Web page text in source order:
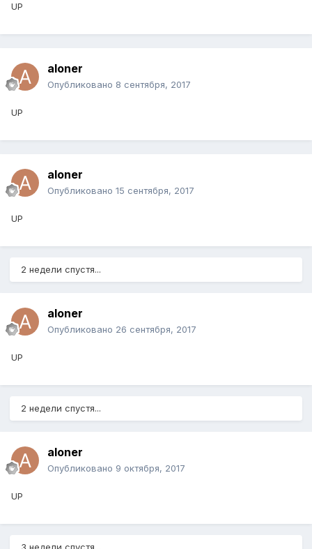
UP
aloner
Опубликовано 8 сентября, 2017
UP
aloner
Опубликовано 15 сентября, 2017
UP
2 недели спустя...
aloner
Опубликовано 26 сентября, 2017
UP
2 недели спустя...
aloner
Опубликовано 9 октября, 2017
UP